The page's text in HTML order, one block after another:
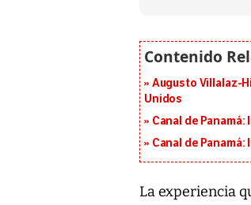
Augusto Villalaz-
Unidos
Canal de
Canal de
La experiencia